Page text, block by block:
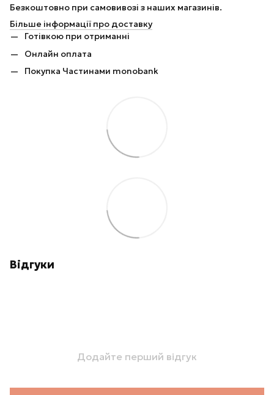
Безкоштовно при самовивозі з наших магазинів.
Більше інформації про доставку
Готівкою при отриманні
Онлайн оплата
Покупка Частинами monobank
Відгуки
Додайте перший відгук